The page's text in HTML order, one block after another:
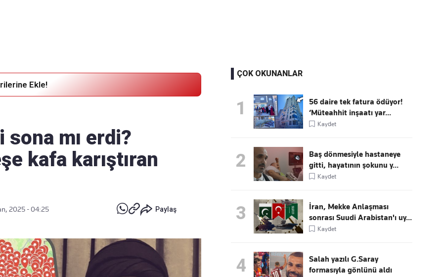
Ekle!
mı erdi?
kafa karıştıran
2025 - 04:25 Paylaş
ÇOK OKUNANLAR
1
56 daire tek fatura ödüyor!
‘Müteahhit inşaatı yar...
Kaydet
2
Baş dönmesiyle hastaneye
gitti, hayatının şokunu y...
Kaydet
3
İran, Mekke Anlaşması
sonrası Suudi Arabistan'ı uy...
Kaydet
4
Salah yazılı G.Saray
formasıyla gönlünü aldı